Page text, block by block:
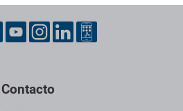
Contacto